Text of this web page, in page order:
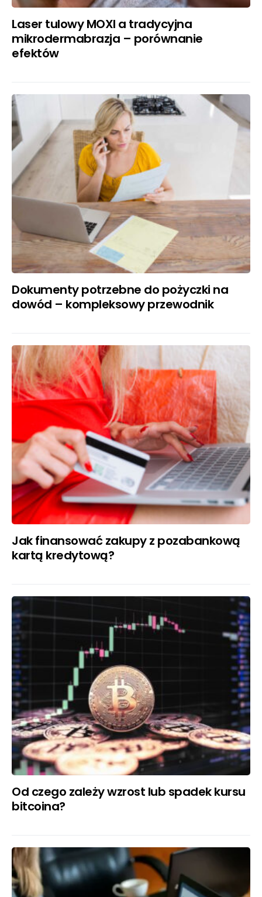
Laser tulowy MOXI a tradycyjna
mikrodermabrazja – porównanie
efektów
Dokumenty potrzebne do pożyczki na
dowód – kompleksowy przewodnik
Jak finansować zakupy z pozabankową
kartą kredytową?
Od czego zależy wzrost lub spadek kursu
bitcoina?